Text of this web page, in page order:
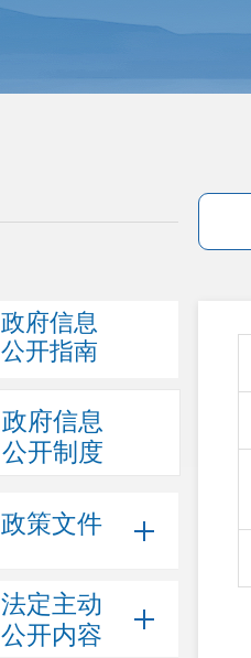
政府信息
公开指南
政府信息
公开制度
政策文件
法定主动
公开内容